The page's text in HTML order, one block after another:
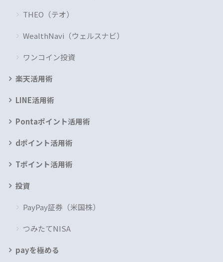
THEO（テオ）
WealthNavi（ウェルスナビ）
ワンコイン投資
楽天活用術
LINE活用術
Pontaポイント活用術
dポイント活用術
Tポイント活用術
投資
PayPay証券（米国株）
つみたてNISA
payを極める